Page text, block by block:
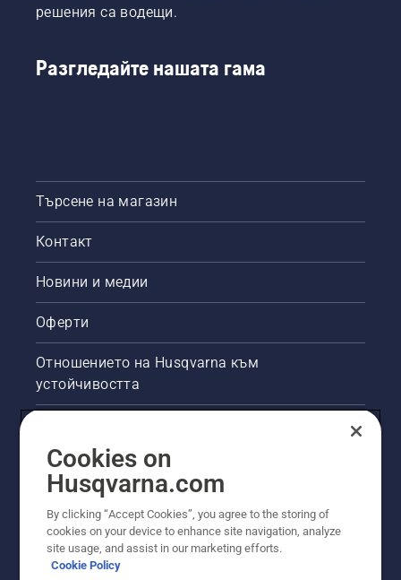
решения са водещи.
Разгледайте нашата гама
Търсене на магазин
Контакт
Новини и медии
Оферти
Отношението на Husqvarna към
устойчивостта
Други сайтове на Husqvarna
Cookies on
Husqvarna.com
By clicking “Accept Cookies”, you agree to the storing of
cookies on your device to enhance site navigation, analyze
site usage, and assist in our marketing efforts.
Cookie Policy